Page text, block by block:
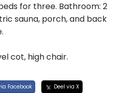
for three. Bathroom: 2
sauna, porch, and back
cot, high chair.
Facebook
Deel via X